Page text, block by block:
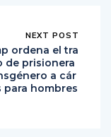
NEXT POST
ordena el tra
de prisionera
a cár
para hombres